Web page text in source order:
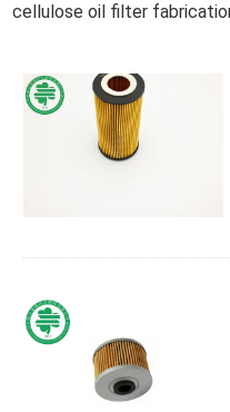
cellulose oil filter